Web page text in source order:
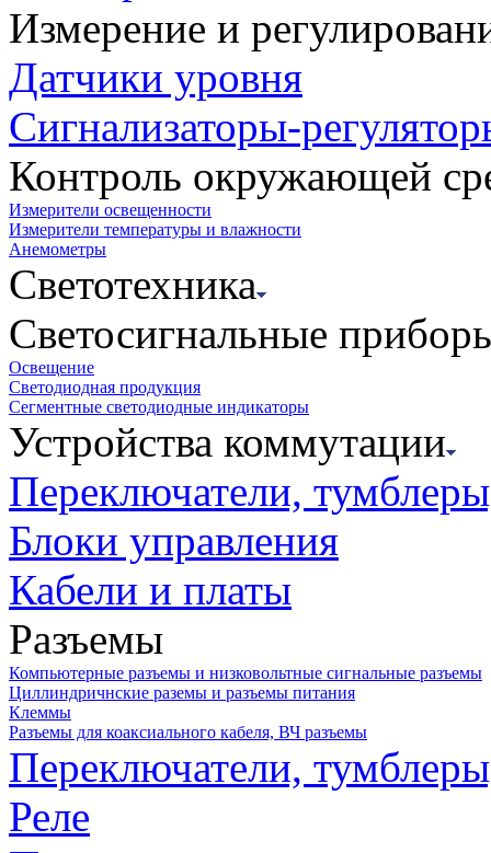
Измерение и
Датчики уровня
Сигнализаторы-
Контроль окружающей
Измерители освещенности
Измерители температуры и влажности
Анемометры
Светотехника
Светосигнальные
Освещение
Светодиодная продукция
Сегментные светодиодные индикаторы
Устройства коммутации
Переключатели,
Блоки управления
Кабели и платы
Разъемы
Компьютерные разъемы и низковольтные сигнальные разъемы
Циллиндричнские раземы и разъемы питания
Клеммы
Разъемы для коаксиального кабеля, ВЧ разъемы
Переключатели,
Реле